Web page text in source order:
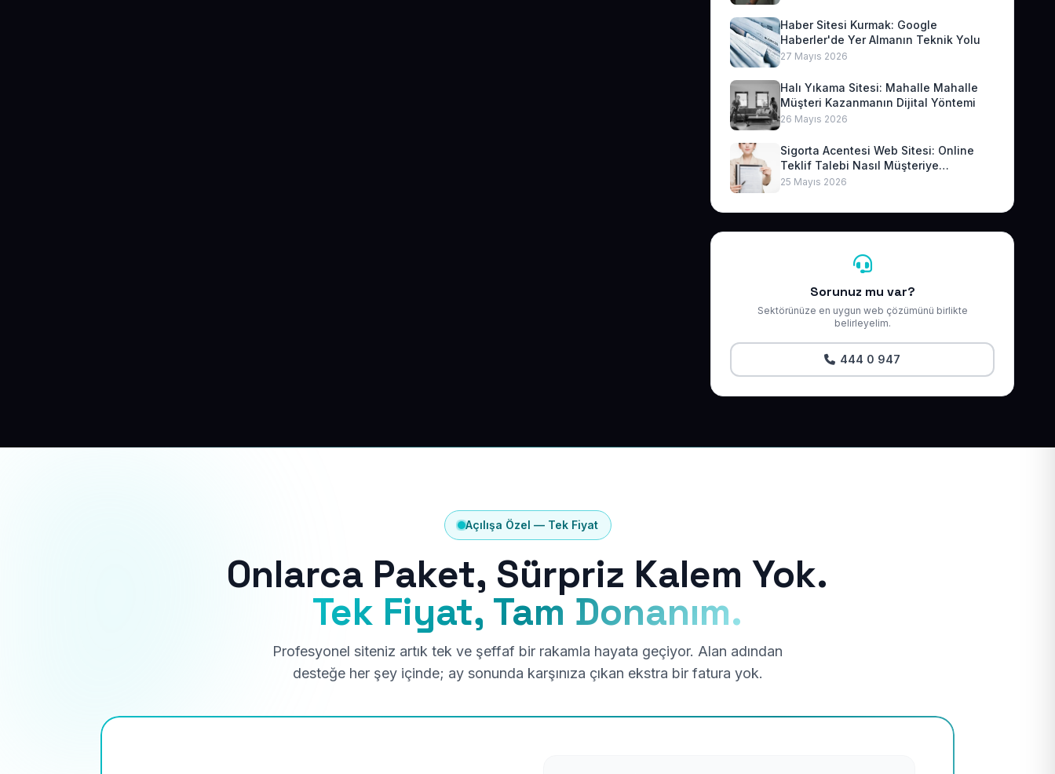
Haber Sitesi Kurmak: Google
Haberler'de Yer Almanın Teknik Yolu
27 Mayıs 2026
Halı Yıkama Sitesi: Mahalle Mahalle
Müşteri Kazanmanın Dijital Yöntemi
26 Mayıs 2026
Sigorta Acentesi Web Sitesi: Online
Teklif Talebi Nasıl Müşteriye
Dönüşür?
25 Mayıs 2026
Sorunuz mu var?
Sektörünüze en uygun web çözümünü birlikte
belirleyelim.
444 0 947
Açılışa Özel — Tek Fiyat
Onlarca Paket, Sürpriz Kalem Yok.
Tek Fiyat, Tam Donanım.
Profesyonel siteniz artık tek ve şeffaf bir rakamla hayata geçiyor. Alan adından
desteğe her şey içinde; ay sonunda karşınıza çıkan ekstra bir fatura yok.